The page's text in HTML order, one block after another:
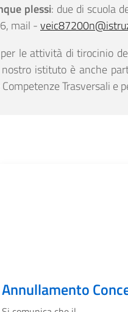
plessi: due di scuola
mail -
per le attività di tirocinio
istituto è anche
Trasversali e